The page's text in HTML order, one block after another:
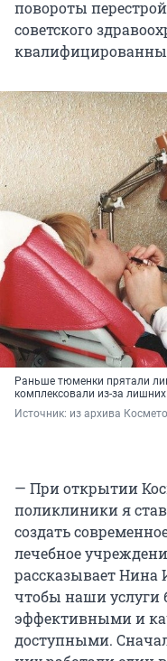
повороты
советского
Раньше тюменки прятали
комплексовали из-за
Источник: из архива
— При открытии
поликлиники я
создать
лечебное
рассказывает Нина
чтобы наши услуги
эффективными и
доступными.